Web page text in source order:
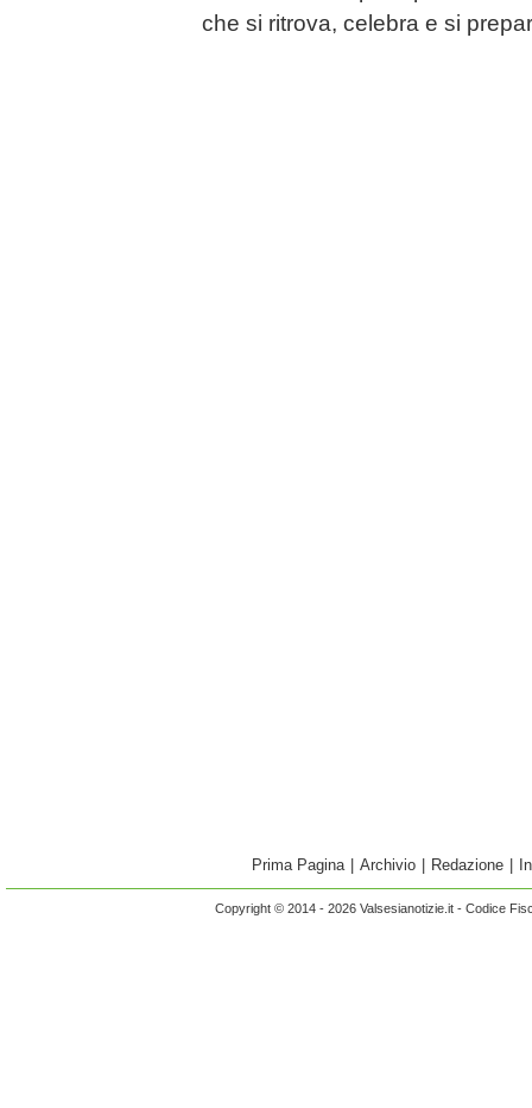
che si ritrova, celebra e si
Prima Pagina | Archivio | Redazione |
Copyright © 2014 - 2026 Valsesianotizie.it - Codice